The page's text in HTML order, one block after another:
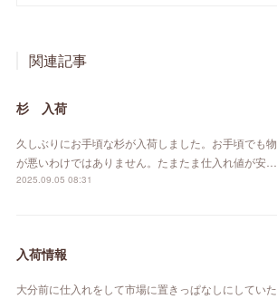
関連記事
杉 入荷
久しぶりにお手頃な杉が入荷しました。お手頃でも物
が悪いわけではありません。たまたま仕入れ値が安…
2025.09.05 08:31
入荷情報
大分前に仕入れをして市場に置きっぱなしにしていた